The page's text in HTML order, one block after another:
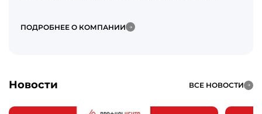
ПОДРОБНЕЕ О КОМПАНИИ
Новости ВСЕ НОВОСТИ